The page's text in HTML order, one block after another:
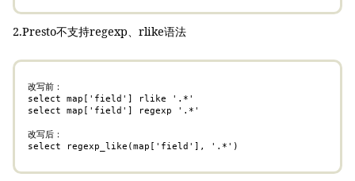
2.Presto不支持regexp、rlike语法
改写前：
select map['field'] rlike '.*'
select map['field'] regexp '.*'
改写后：
select regexp_like(map['field'], '.*')